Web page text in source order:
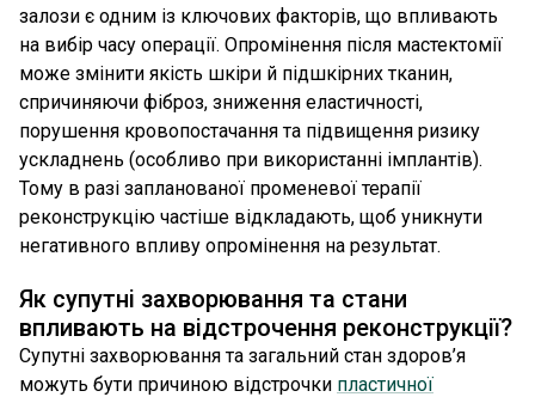
залози є одним із ключових факторів, що впливають
на вибір часу операції. Опромінення після мастектомії
може змінити якість шкіри й підшкірних тканин,
спричиняючи фіброз, зниження еластичності,
порушення кровопостачання та підвищення ризику
ускладнень (особливо при використанні імплантів).
Тому в разі запланованої променевої терапії
реконструкцію частіше відкладають, щоб уникнути
негативного впливу опромінення на результат.
Як супутні захворювання та стани
впливають на відстрочення реконструкції?
Супутні захворювання та загальний стан здоров’я
можуть бути причиною відстрочки пластичної